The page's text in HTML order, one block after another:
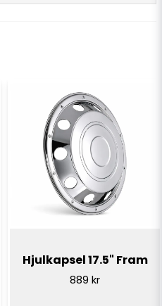
Hjulkapsel 17.5" Fram
889 kr